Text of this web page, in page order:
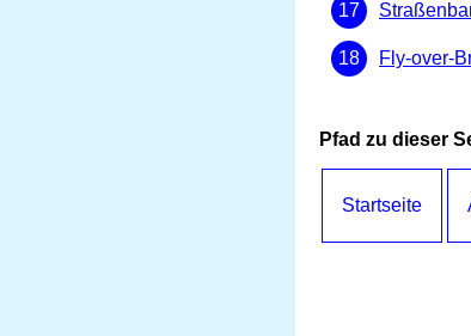
Fly-over-
Pfad zu dieser
Startseite